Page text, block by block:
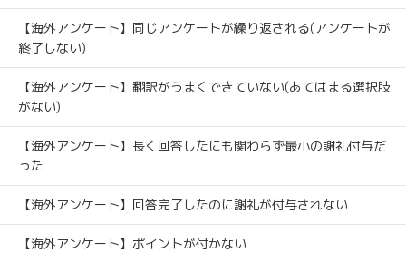
【海外アンケート】同じアンケートが繰り返される(アンケートが
終了しない)
【海外アンケート】翻訳がうまくできていない(あてはまる選択肢
がない)
【海外アンケート】長く回答したにも関わらず最小の謝礼付与だ
った
【海外アンケート】回答完了したのに謝礼が付与されない
【海外アンケート】ポイントが付かない